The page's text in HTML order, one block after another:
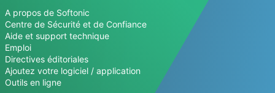
A propos de Softonic
Centre de Sécurité et de Confiance
Aide et support technique
Emploi
Directives éditoriales
Ajoutez votre logiciel / application
Outils en ligne